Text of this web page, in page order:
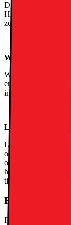
Dynamic Tone
HDR-bild, oavsett
zoner och optimerar
WOW Synergy
WOW-gränssnittet
enda enhet.
inställningar så att
LG Magic
LG Magic Remote
och klicka-funktion.
och
helt nytt sätt. Den
tidigare val vilket
Förpackningen
Fjärrkontroll,